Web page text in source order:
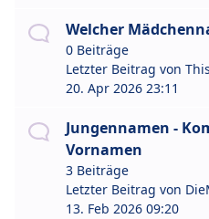
Welcher
0 Beiträge
Letzter Beitrag von
20. Apr 2026 23:11
Jungennamen -
Vornamen
3 Beiträge
Letzter Beitrag von
13. Feb 2026 09:20